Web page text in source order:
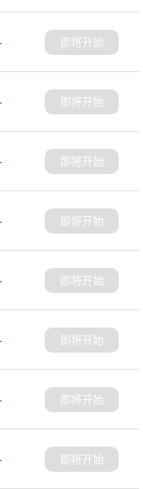
即将开始
即将开始
即将开始
即将开始
即将开始
即将开始
即将开始
即将开始